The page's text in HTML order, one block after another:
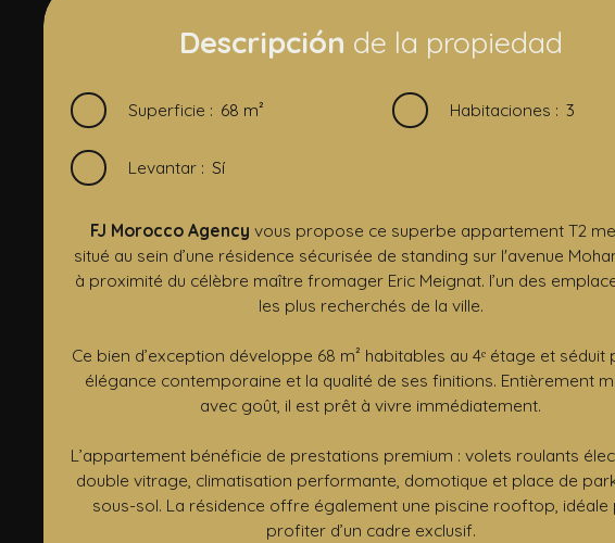
Descripción de la propiedad
Superficie : 68 m² Habitaciones : 3
Levantar : Sí
FJ Morocco Agency vous propose ce superbe appartement T2
situé au sein d’une résidence sécurisée de standing sur l'avenue
à proximité du célèbre maître fromager Eric Meignat. l’un des
les plus recherchés de la ville.
Ce bien d’exception développe 68 m² habitables au 4ᵉ étage et séduit
élégance contemporaine et la qualité de ses finitions. Entièrement
avec goût, il est prêt à vivre immédiatement.
L’appartement bénéficie de prestations premium : volets roulants
double vitrage, climatisation performante, domotique et place de
sous-sol. La résidence offre également une piscine rooftop, idéale
profiter d’un cadre exclusif.